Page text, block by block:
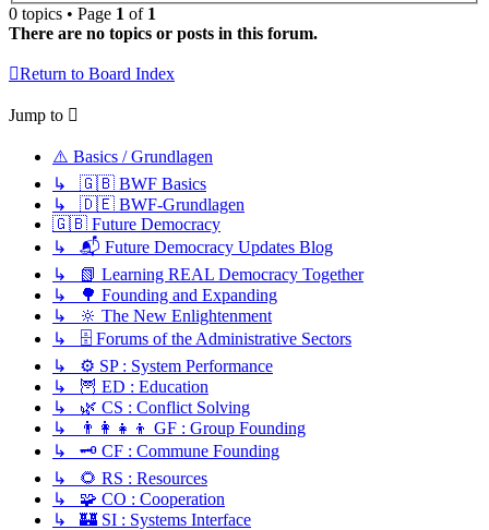
0 topics • Page 1 of 1
There are no topics or posts in this forum.
Return to Board Index
Jump to
⚠️ Basics / Grundlagen
↳ 🇬🇧 BWF Basics
↳ 🇩🇪 BWF-Grundlagen
🇬🇧 Future Democracy
↳ 📬 Future Democracy Updates Blog
↳ 📗 Learning REAL Democracy Together
↳ 🌳 Founding and Expanding
↳ 🔆 The New Enlightenment
↳ 🗄️ Forums of the Administrative Sectors
↳ ⚙️ SP : System Performance
↳ 🦉 ED : Education
↳ 🌿 CS : Conflict Solving
↳ 👨‍👩‍👧‍👦 GF : Group Founding
↳ 🗝️ CF : Commune Founding
↳ 🌻 RS : Resources
↳ 🧩 CO : Cooperation
↳ 🏰 SI : Systems Interface